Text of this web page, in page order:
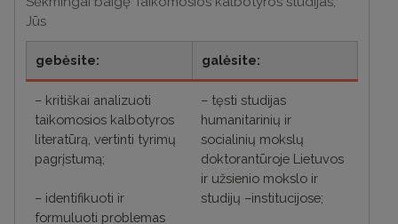
Jūs
gebėsite: galėsite:
– kritiškai analizuoti
taikomosios kalbotyros
literatūrą, vertinti tyrimų
pagrįstumą;
– identifikuoti ir
formuluoti problemas
– tęsti studijas
humanitarinių ir
socialinių mokslų
doktorantūroje Lietuvos
ir užsienio mokslo ir
studijų –institucijose;